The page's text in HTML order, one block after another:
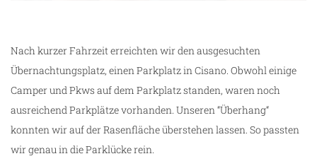
Nach kurzer Fahrzeit erreichten wir den ausgesuchten
Übernachtungsplatz, einen Parkplatz in Cisano. Obwohl einige
Camper und Pkws auf dem Parkplatz standen, waren noch
ausreichend Parkplätze vorhanden. Unseren “Überhang“
konnten wir auf der Rasenfläche überstehen lassen. So passten
wir genau in die Parklücke rein.